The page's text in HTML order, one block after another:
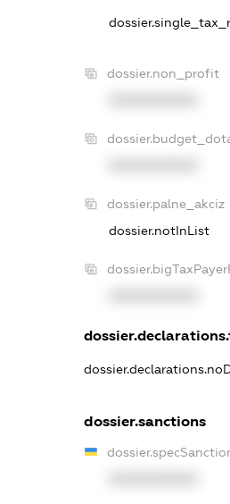
dossier.non_profit
dossier.palne_akciz
dossier.notInList
dossier.sanctions